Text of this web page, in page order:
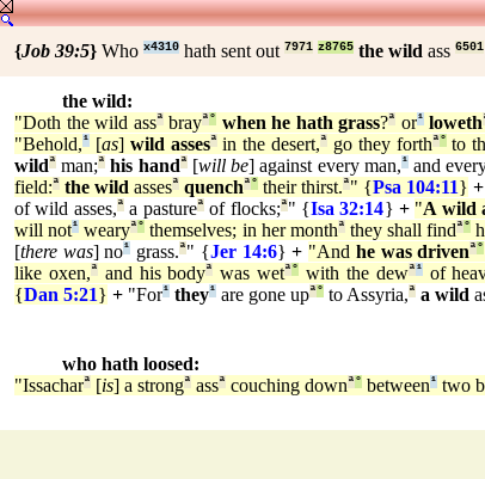
{Job 39:5} Who x4310 hath sent out 7971 z8765 the wild ass 6501
the wild:
"Doth the wild assª brayª° when he hath grass?ª or¹ loweth
"Behold,¹ [as] wild assesª in the desert,ª go they forthª°to
wildª man;ª his handª[will be] against every man,¹and
field:ª the wild assesª quenchª° their thirst.ª" {Psa 104:11} +
of wild asses,ªa pastureªof flocks;ª" {Isa 32:14} + "A wild
will not¹ wearyª° themselves; in her monthª they shall findª°
[there was] no¹ grass.ª" {Jer 14:6} + "And he was drivenª°
like oxen,ª and his bodyª was wetª° with the dewª¹of
{Dan 5:21} + "For¹ they¹ are gone upª° to Assyria,ª a wild
who hath loosed:
"Issacharª [is] a strongª assª couching downª° between¹ two